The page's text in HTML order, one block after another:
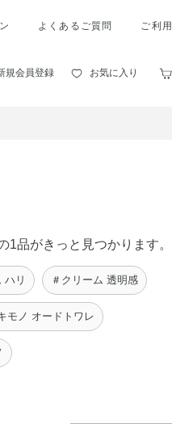
よくあるご質問 ご利
規会員登録 お気に入り
品がきっと見つかります。
ハリ ＃クリーム 透明感
モノ オードトワレ